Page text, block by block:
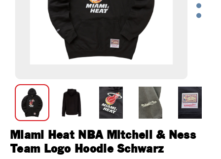
Miami Heat NBA Mitchell & Ness
Team Logo Hoodie Schwarz